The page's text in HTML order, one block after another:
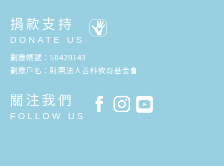
捐款支持
DONATE US
劃撥帳號：50429143
劃撥戶名：財團法人善科教育基金會
關注我們
FOLLOW US